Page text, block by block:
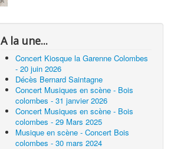
A la une...
Concert Kiosque la Garenne Colombes
- 20 juin 2026
Décès Bernard Saintagne
Concert Musiques en scène - Bois
colombes - 31 janvier 2026
Concert Musiques en scène - Bois
colombes - 29 Mars 2025
Musique en scène - Concert Bois
colombes - 30 mars 2024